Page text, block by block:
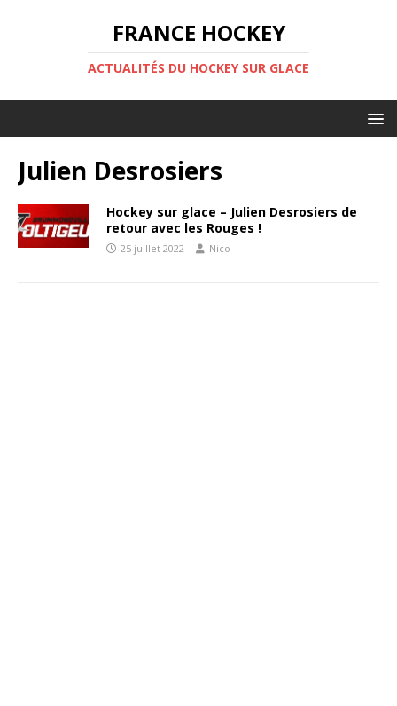
FRANCE HOCKEY
ACTUALITÉS DU HOCKEY SUR GLACE
Julien Desrosiers
Hockey sur glace – Julien Desrosiers de
retour avec les Rouges !
25 juillet 2022 Nico